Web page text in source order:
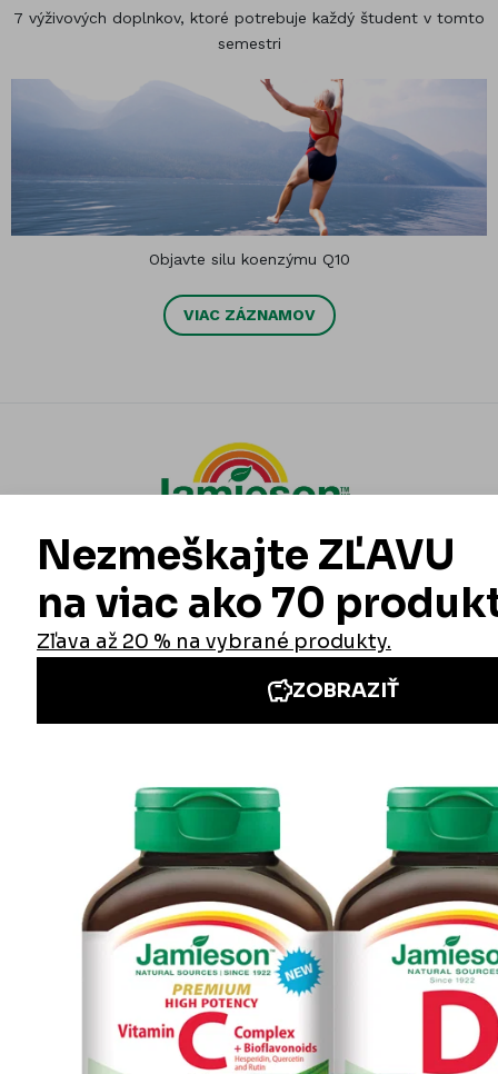
7 výživových doplnkov, ktoré potrebuje každý študent v tomto
semestri
Objavte silu koenzýmu Q10
VIAC ZÁZNAMOV
Iné stránky Jamieson
Prihlásenie do newslettra
Zadaním emailovej adresy a odoslaním formulára udeľujete svoj súhlas so
spracovaním osobných údajov na účely marketingu. Pre bližšie informácie
o spracovaní osobných údajov pozrite stránku Informácie o spracovaní
osobných údajov.